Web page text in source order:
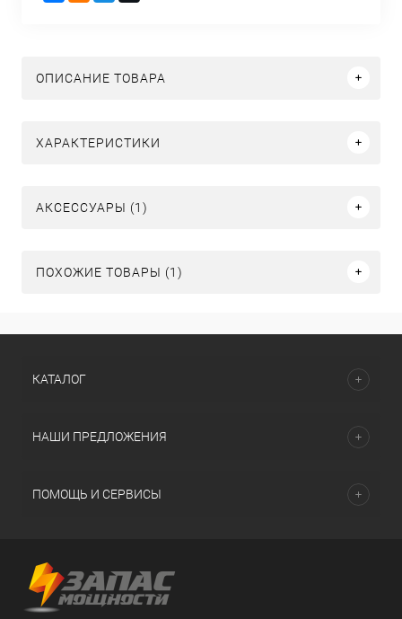
ОПИСАНИЕ ТОВАРА
ХАРАКТЕРИСТИКИ
АКСЕССУАРЫ (1)
ПОХОЖИЕ ТОВАРЫ (1)
КАТАЛОГ
НАШИ ПРЕДЛОЖЕНИЯ
ПОМОЩЬ И СЕРВИСЫ